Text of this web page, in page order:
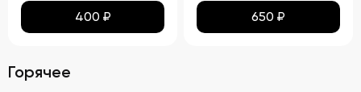
400 ₽ 650 ₽
Горячее